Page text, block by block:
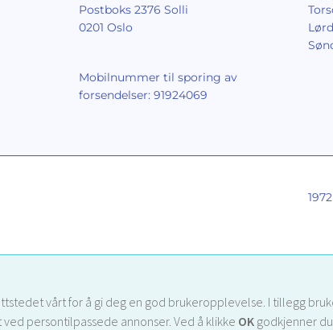
Postboks 2376 Solli
0201 Oslo
Mobilnummer til sporing av
forsendelser: 91924069
vårt for å gi deg en god brukeropplevelse. I tillegg
persontilpassede annonser. Ved å klikke OK godkjenner